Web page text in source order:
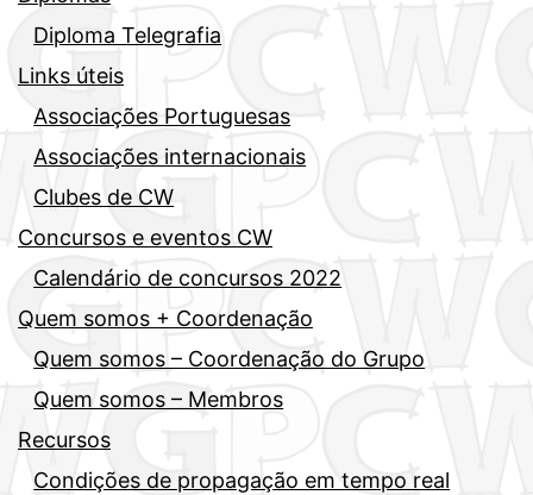
Diploma Telegrafia
Links úteis
Associações Portuguesas
Associações internacionais
Clubes de CW
Concursos e eventos CW
Calendário de concursos 2022
Quem somos + Coordenação
Quem somos – Coordenação do Grupo
Quem somos – Membros
Recursos
Condições de propagação em tempo real